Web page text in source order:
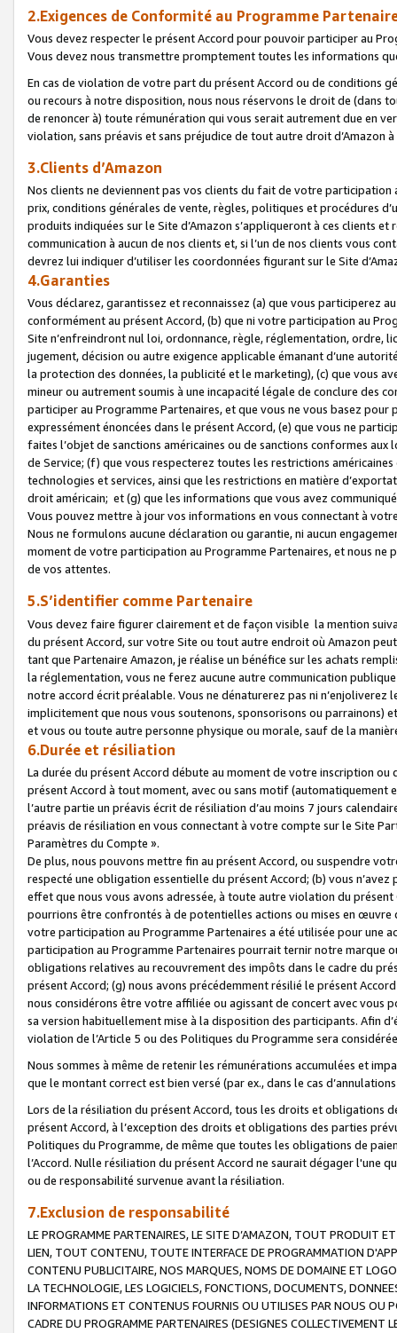
2.Exigences de Conformité au Programme
Vous devez respecter le présent Accord pour pouvoir participer au
Vous devez nous transmettre promptement toutes les informations
En cas de violation de votre part du présent Accord ou de conditions
ou recours à notre disposition, nous nous réservons le droit de (dans
de renoncer à) toute rémunération qui vous serait autrement due en
violation, sans préavis et sans préjudice de tout autre droit
3.Clients d’Amazon
Nos clients ne deviennent pas vos clients du fait de votre
prix, conditions générales de vente, règles, politiques et procédures
produits indiquées sur le Site d’Amazon s’appliqueront à ces clients
communication à aucun de nos clients et, si l’un de nos clients vous
devrez lui indiquer d’utiliser les coordonnées figurant sur le Site
4.Garanties
Vous déclarez, garantissez et reconnaissez (a) que vous participerez
conformément au présent Accord, (b) que ni votre participation au
Site n’enfreindront nul loi, ordonnance, règle, réglementation, ordre,
jugement, décision ou autre exigence applicable émanant d’une
la protection des données, la publicité et le marketing), (c) que vous
mineur ou autrement soumis à une incapacité légale de conclure des
participer au Programme Partenaires, et que vous ne vous basez
expressément énoncées dans le présent Accord, (e) que vous ne
faites l’objet de sanctions américaines ou de sanctions conformes
de Service; (f) que vous respecterez toutes les restrictions
technologies et services, ainsi que les restrictions en matière
droit américain; et (g) que les informations que vous avez
Vous pouvez mettre à jour vos informations en vous connectant à
Nous ne formulons aucune déclaration ou garantie, ni aucun
moment de votre participation au Programme Partenaires, et nous
de vos attentes.
5.S’identifier comme Partenaire
Vous devez faire figurer clairement et de façon visible la mention
du présent Accord, sur votre Site ou tout autre endroit où Amazon
tant que Partenaire Amazon, je réalise un bénéfice sur les achats
la réglementation, vous ne ferez aucune autre communication
notre accord écrit préalable. Vous ne dénaturerez pas ni
implicitement que nous vous soutenons, sponsorisons ou parrainons)
et vous ou toute autre personne physique ou morale, sauf de la
6.Durée et résiliation
La durée du présent Accord débute au moment de votre inscription
présent Accord à tout moment, avec ou sans motif (automatiquement
l’autre partie un préavis écrit de résiliation d’au moins 7 jours
préavis de résiliation en vous connectant à votre compte sur le Site
Paramètres du Compte ».
De plus, nous pouvons mettre fin au présent Accord, ou suspendre
respecté une obligation essentielle du présent Accord; (b) vous
effet que nous vous avons adressée, à toute autre violation du
pourrions être confrontés à de potentielles actions ou mises en
votre participation au Programme Partenaires a été utilisée pour une
participation au Programme Partenaires pourrait ternir notre marque
obligations relatives au recouvrement des impôts dans le cadre du
présent Accord; (g) nous avons précédemment résilié le présent
nous considérons être votre affiliée ou agissant de concert avec vous
sa version habituellement mise à la disposition des participants. Afin
violation de l’Article 5 ou des Politiques du Programme sera
Nous sommes à même de retenir les rémunérations accumulées et
que le montant correct est bien versé (par ex., dans le cas
Lors de la résiliation du présent Accord, tous les droits et obligations
présent Accord, à l’exception des droits et obligations des parties
Politiques du Programme, de même que toutes les obligations de
l’Accord. Nulle résiliation du présent Accord ne saurait dégager l'une
ou de responsabilité survenue avant la résiliation.
7.Exclusion de responsabilité
LE PROGRAMME PARTENAIRES, LE SITE D’AMAZON, TOUT PRODUIT
LIEN, TOUT CONTENU, TOUTE INTERFACE DE PROGRAMMATION
CONTENU PUBLICITAIRE, NOS MARQUES, NOMS DE DOMAINE ET
LA TECHNOLOGIE, LES LOGICIELS, FONCTIONS, DOCUMENTS,
INFORMATIONS ET CONTENUS FOURNIS OU UTILISES PAR NOUS OU
CADRE DU PROGRAMME PARTENAIRES (DESIGNES COLLECTIVEMENT